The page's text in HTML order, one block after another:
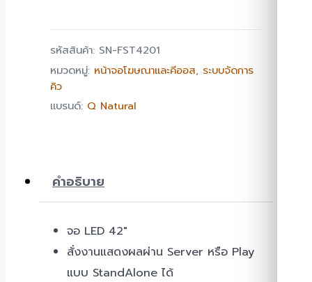
รหัสสินค้า: SN-FST4201
หมวดหมู่: หน้าจอโฆษณาและคีออส, ระบบจัดการ
คิว
แบรนด์: Q Natural
คำอธิบาย
จอ LED 42″
สั่งงานแสดงผลผ่าน Server หรือ Play
แบบ StandAlone ได้